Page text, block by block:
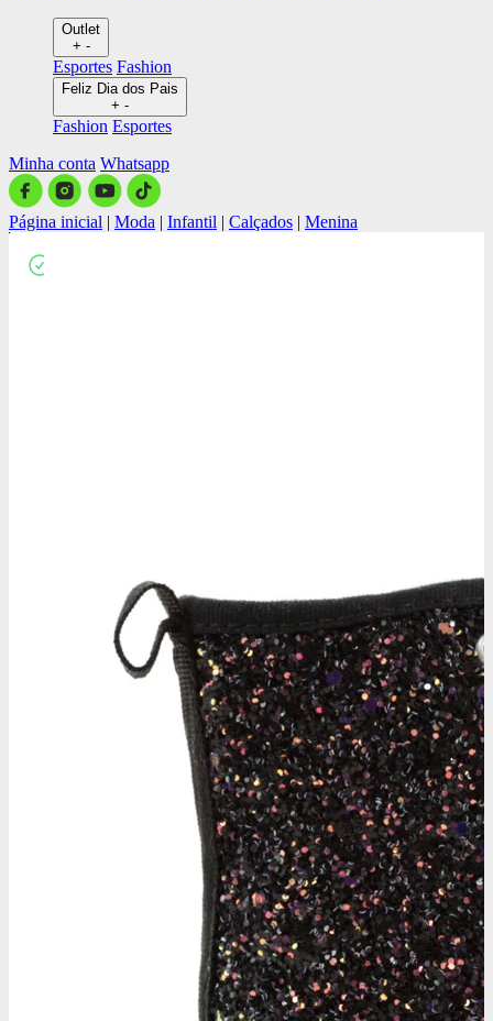
Outlet
+ -
Esportes Fashion
Feliz Dia dos Pais
+ -
Fashion Esportes
Minha conta Whatsapp
Página inicial | Moda | Infantil | Calçados | Menina